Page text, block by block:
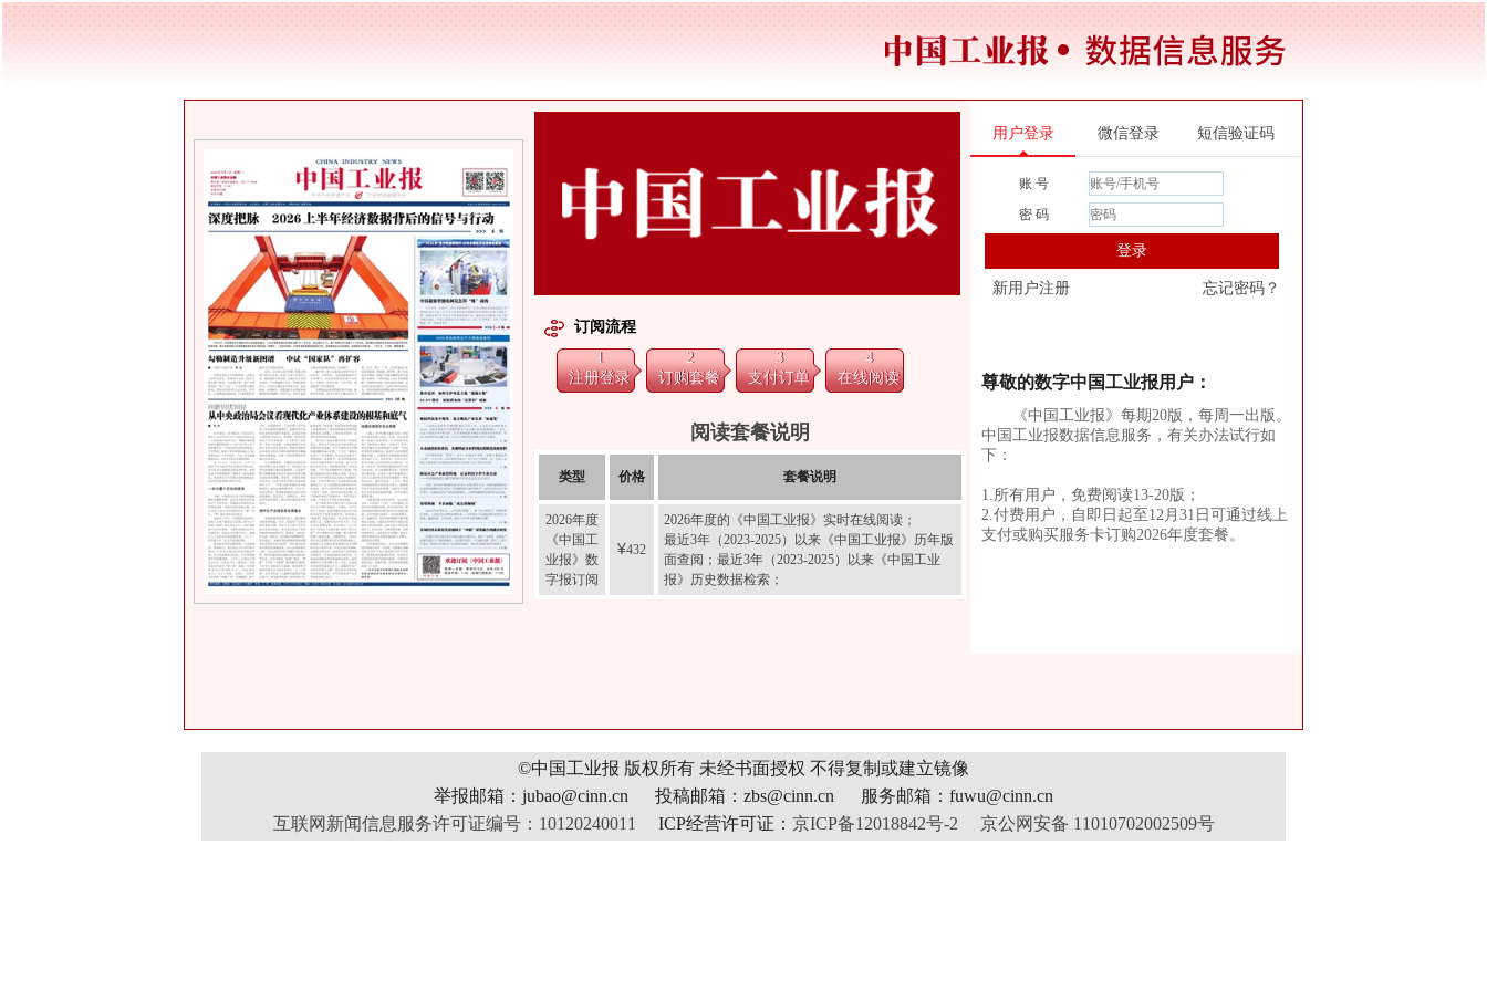
订阅流程
1
注册登录
2
订购套餐
3
支付订单
4
在线阅读
阅读套餐说明
类型 价格 套餐说明
2026年度
《中国工
业报》数
字报订阅
¥432
2026年度的《中国工业报》实时在线阅读；
最近3年（2023-2025）以来《中国工业报》历年版
面查阅；最近3年（2023-2025）以来《中国工业
报》历史数据检索；
用户登录 微信登录 短信验证码
账 号
密 码
登录
新用户注册 忘记密码？
尊敬的数字中国工业报用户：
《中国工业报》每期20版，每周一出版。
中国工业报数据信息服务，有关办法试行如
下：
1.所有用户，免费阅读13-20版；
2.付费用户，自即日起至12月31日可通过线上
支付或购买服务卡订购2026年度套餐。
©中国工业报 版权所有 未经书面授权 不得复制或建立镜像
举报邮箱：jubao@cinn.cn 投稿邮箱：zbs@cinn.cn 服务邮箱：fuwu@cinn.cn
互联网新闻信息服务许可证编号：10120240011
ICP经营许可证： 京ICP备12018842号-2 京公网安备 11010702002509号